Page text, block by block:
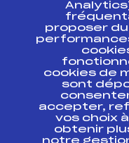
Ressources
Pass’Neige
Projet sportif
Projet de
Antidopage
Pôle
Scientifique
Listes
proposer
cookies de
sont
accepter,
vos choix
obtenir
notre